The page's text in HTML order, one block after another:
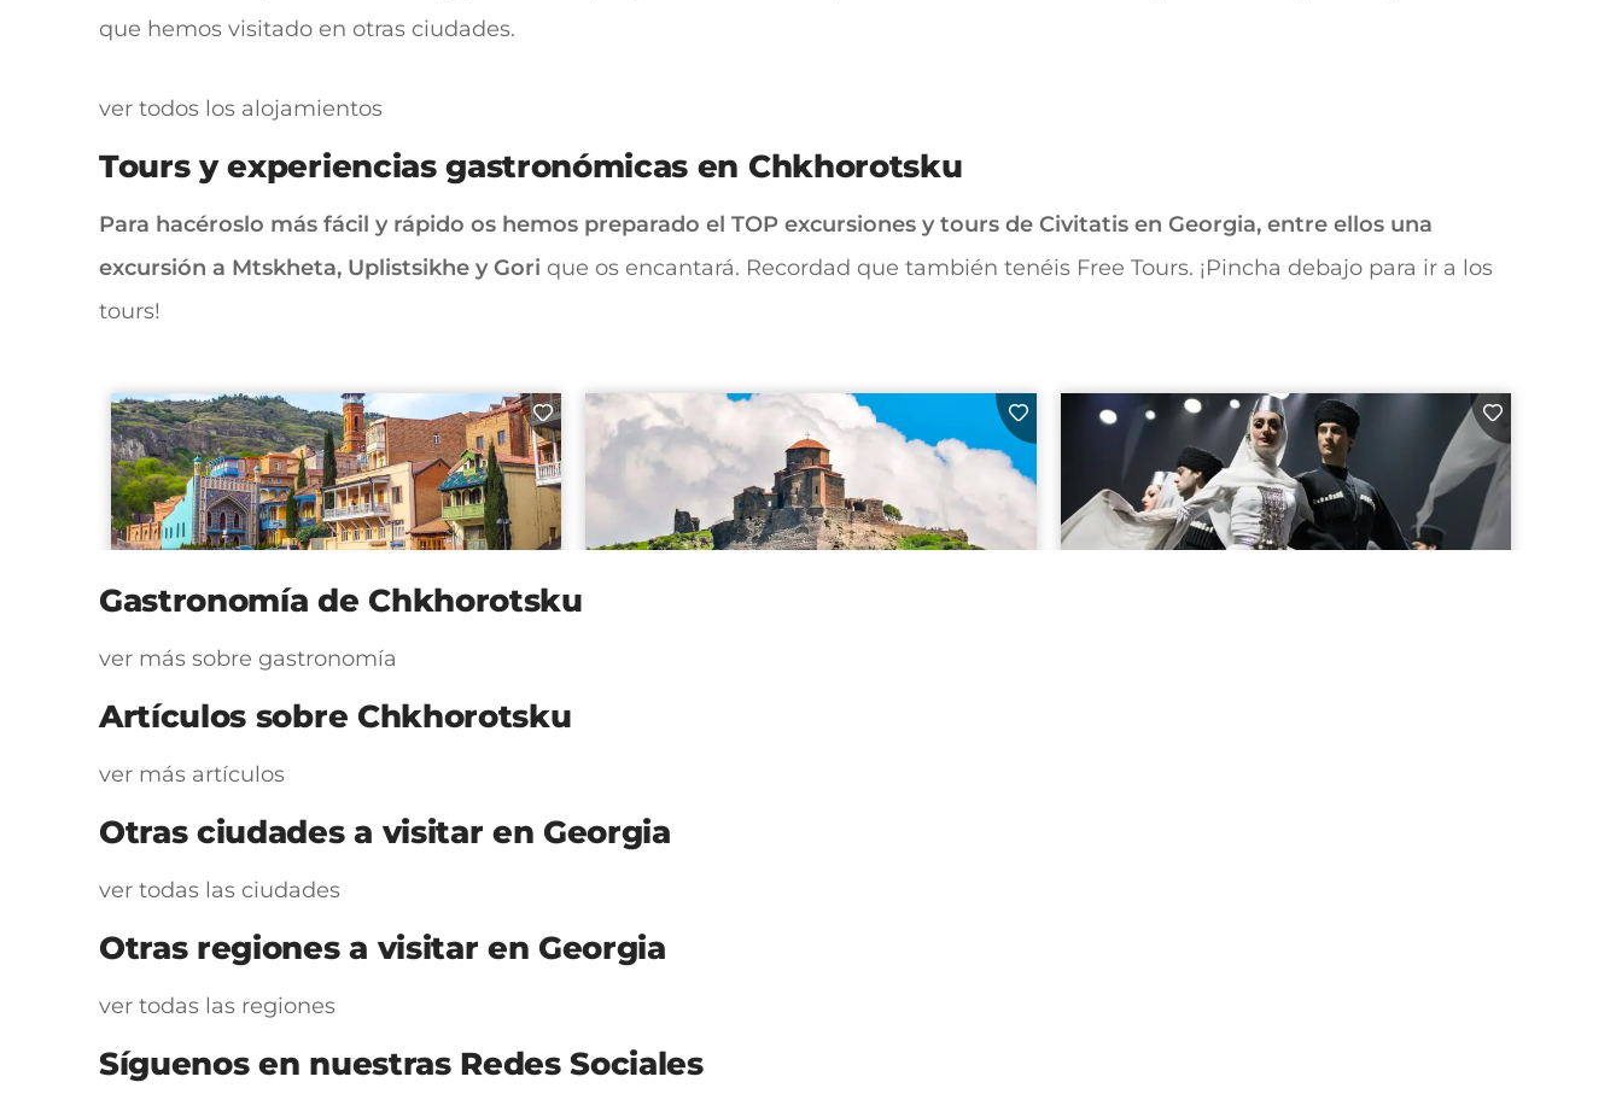
que hemos visitado en otras ciudades.
ver todos los alojamientos
Tours y experiencias gastronómicas en Chkhorotsku
Para hacéroslo más fácil y rápido os hemos preparado el TOP excursiones y tours de Civitatis en Georgia, entre ellos una
excursión a Mtskheta, Uplistsikhe y Gori que os encantará. Recordad que también tenéis Free Tours. ¡Pincha debajo para ir a los
tours!
Gastronomía de Chkhorotsku
ver más sobre gastronomía
Artículos sobre Chkhorotsku
ver más artículos
Otras ciudades a visitar en Georgia
ver todas las ciudades
Otras regiones a visitar en Georgia
ver todas las regiones
Síguenos en nuestras Redes Sociales